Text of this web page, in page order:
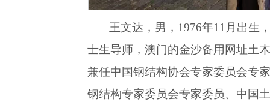
王文达，男，1976年11月出生
士生导师，澳门的金沙备用网址土
兼任中国钢结构协会专家委员会专
钢结构专家委员会专家委员、中国